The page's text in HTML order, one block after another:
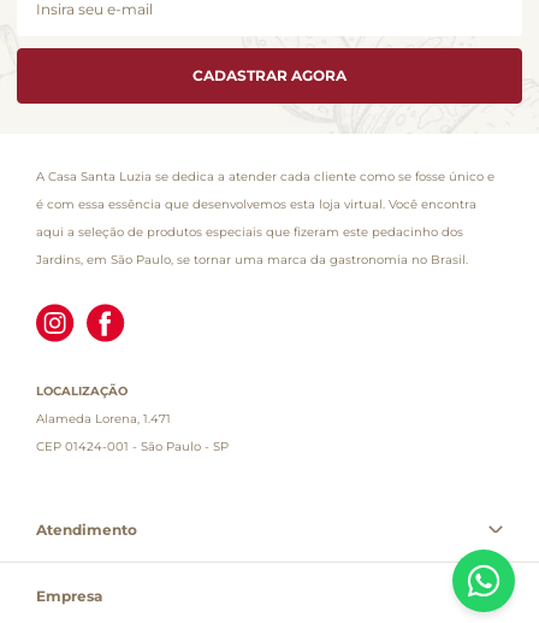
CADASTRAR AGORA
A Casa Santa Luzia se dedica a atender cada cliente como se fosse único e
é com essa essência que desenvolvemos esta loja virtual. Você encontra
aqui a seleção de produtos especiais que fizeram este pedacinho dos
Jardins, em São Paulo, se tornar uma marca da gastronomia no Brasil.
LOCALIZAÇÃO
Alameda Lorena, 1.471
CEP 01424-001 - São Paulo - SP
Atendimento
Empresa